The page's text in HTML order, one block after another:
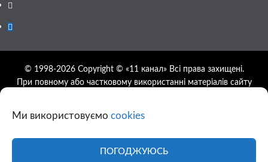
Ми використовуємо cookies
ПОГОДЖУЮСЬ
Twitter
Google
© 1998-2026 Copyright © «11 канал» Всі права захищені.
При повному або частковому використанні матеріалів сайту
дозволяється за умови посилання на джерело та прямого